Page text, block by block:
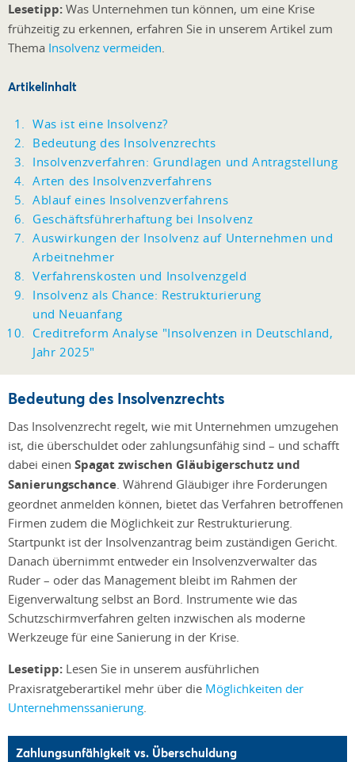
Lesetipp: Was Unternehmen tun können, um eine Krise
frühzeitig zu erkennen, erfahren Sie in unserem Artikel zum
Thema Insolvenz vermeiden.
Artikelinhalt
Was ist eine Insolvenz?
Bedeutung des Insolvenzrechts
Insolvenzverfahren: Grundlagen und Antragstellung
Arten des Insolvenzverfahrens
Ablauf eines Insolvenzverfahrens
Geschäftsführerhaftung bei Insolvenz
Auswirkungen der Insolvenz auf Unternehmen und
Arbeitnehmer
Verfahrenskosten und Insolvenzgeld
Insolvenz als Chance: Restrukturierung
und Neuanfang
Creditreform Analyse "Insolvenzen in Deutschland,
Jahr 2025"
Bedeutung des Insolvenzrechts
Das Insolvenzrecht regelt, wie mit Unternehmen umzugehen
ist, die überschuldet oder zahlungsunfähig sind – und schafft
dabei einen Spagat zwischen Gläubigerschutz und
Sanierungschance . Während Gläubiger ihre Forderungen
geordnet anmelden können, bietet das Verfahren betroffenen
Firmen zudem die Möglichkeit zur Restrukturierung.
Startpunkt ist der Insolvenzantrag beim zuständigen Gericht.
Danach übernimmt entweder ein Insolvenzverwalter das
Ruder – oder das Management bleibt im Rahmen der
Eigenverwaltung selbst an Bord. Instrumente wie das
Schutzschirmverfahren gelten inzwischen als moderne
Werkzeuge für eine Sanierung in der Krise.
Lesetipp: Lesen Sie in unserem ausführlichen
Praxisratgeberartikel mehr über die Möglichkeiten der
Unternehmenssanierung
Zahlungsunfähigkeit vs. Überschuldung